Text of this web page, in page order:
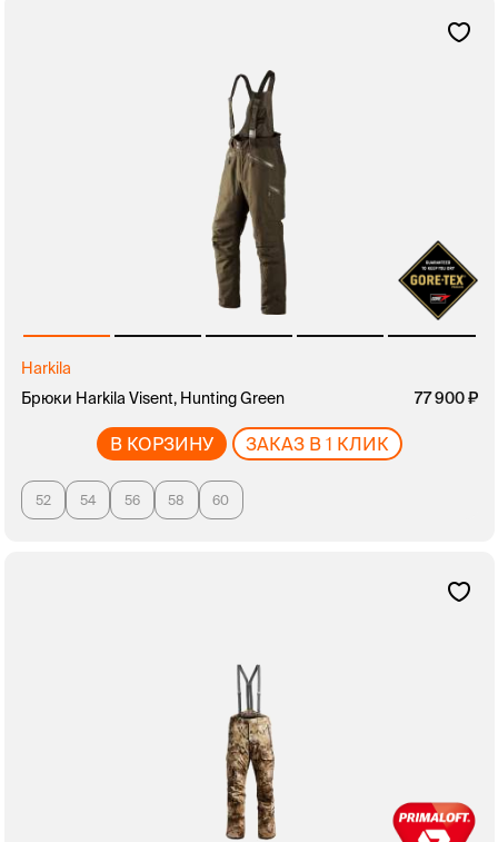
Harkila
Брюки Harkila Visent, Hunting Green
77 900
В КОРЗИНУ ЗАКАЗ В 1 КЛИК
52 54 56 58 60